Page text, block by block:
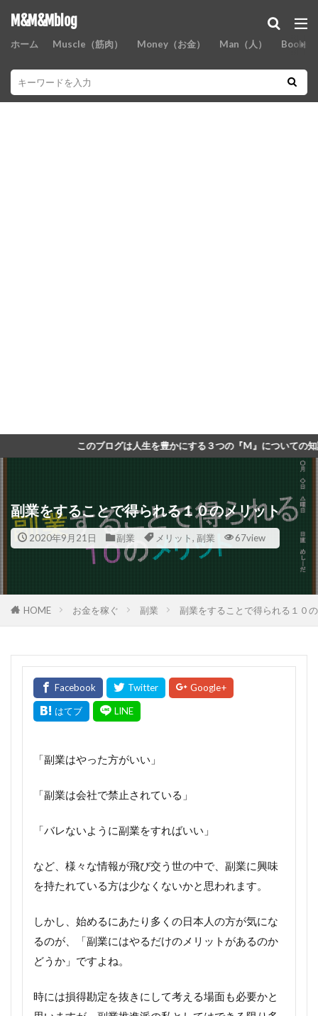
M&M&Mblog
ホーム Muscle（筋肉） Money（お金） Man（人） Books
ログは人生を豊かにする３つの『M』についての知識などをまとめたブ
副業をすることで得られる１０のメリット
2020年9月21日 副業 メリット, 副業 67view
HOME お金を稼ぐ 副業 副業をすることで得られる１０
「副業はやった方がいい」
「副業は会社で禁止されている」
「バレないように副業をすればいい」
など、様々な情報が飛び交う世の中で、副業に興味
を持たれている方は少なくないかと思われます。
しかし、始めるにあたり多くの日本人の方が気にな
るのが、「副業にはやるだけのメリットがあるのか
どうか」ですよね。
時には損得勘定を抜きにして考える場面も必要かと